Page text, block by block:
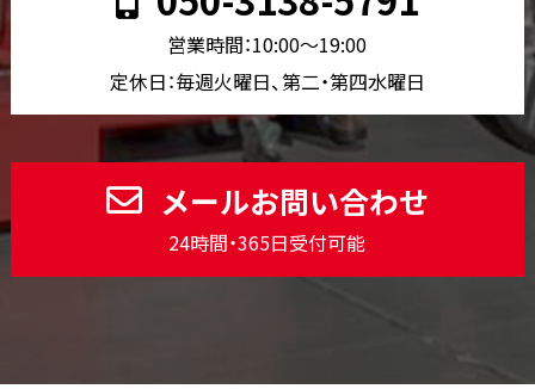
営業時間：10:00〜19:00
定休日：毎週火曜日、第二・第四水曜日
メールお問い合わせ
24時間・365日受付可能